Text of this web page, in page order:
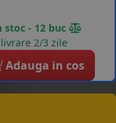
stoc - 12 buc
livrare 2/3 zile
Adauga in cos